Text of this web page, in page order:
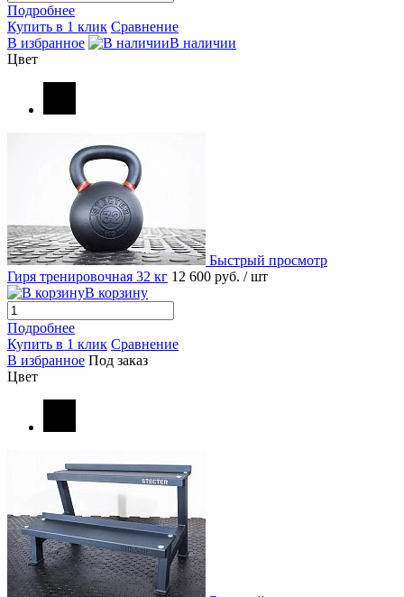
Подробнее
Купить в 1 клик Сравнение
В избранное
В наличии
Цвет
Быстрый просмотр
Гиря тренировочная 32 кг 12 600 руб. / шт
В корзину
Подробнее
Купить в 1 клик Сравнение
В избранное Под заказ
Цвет